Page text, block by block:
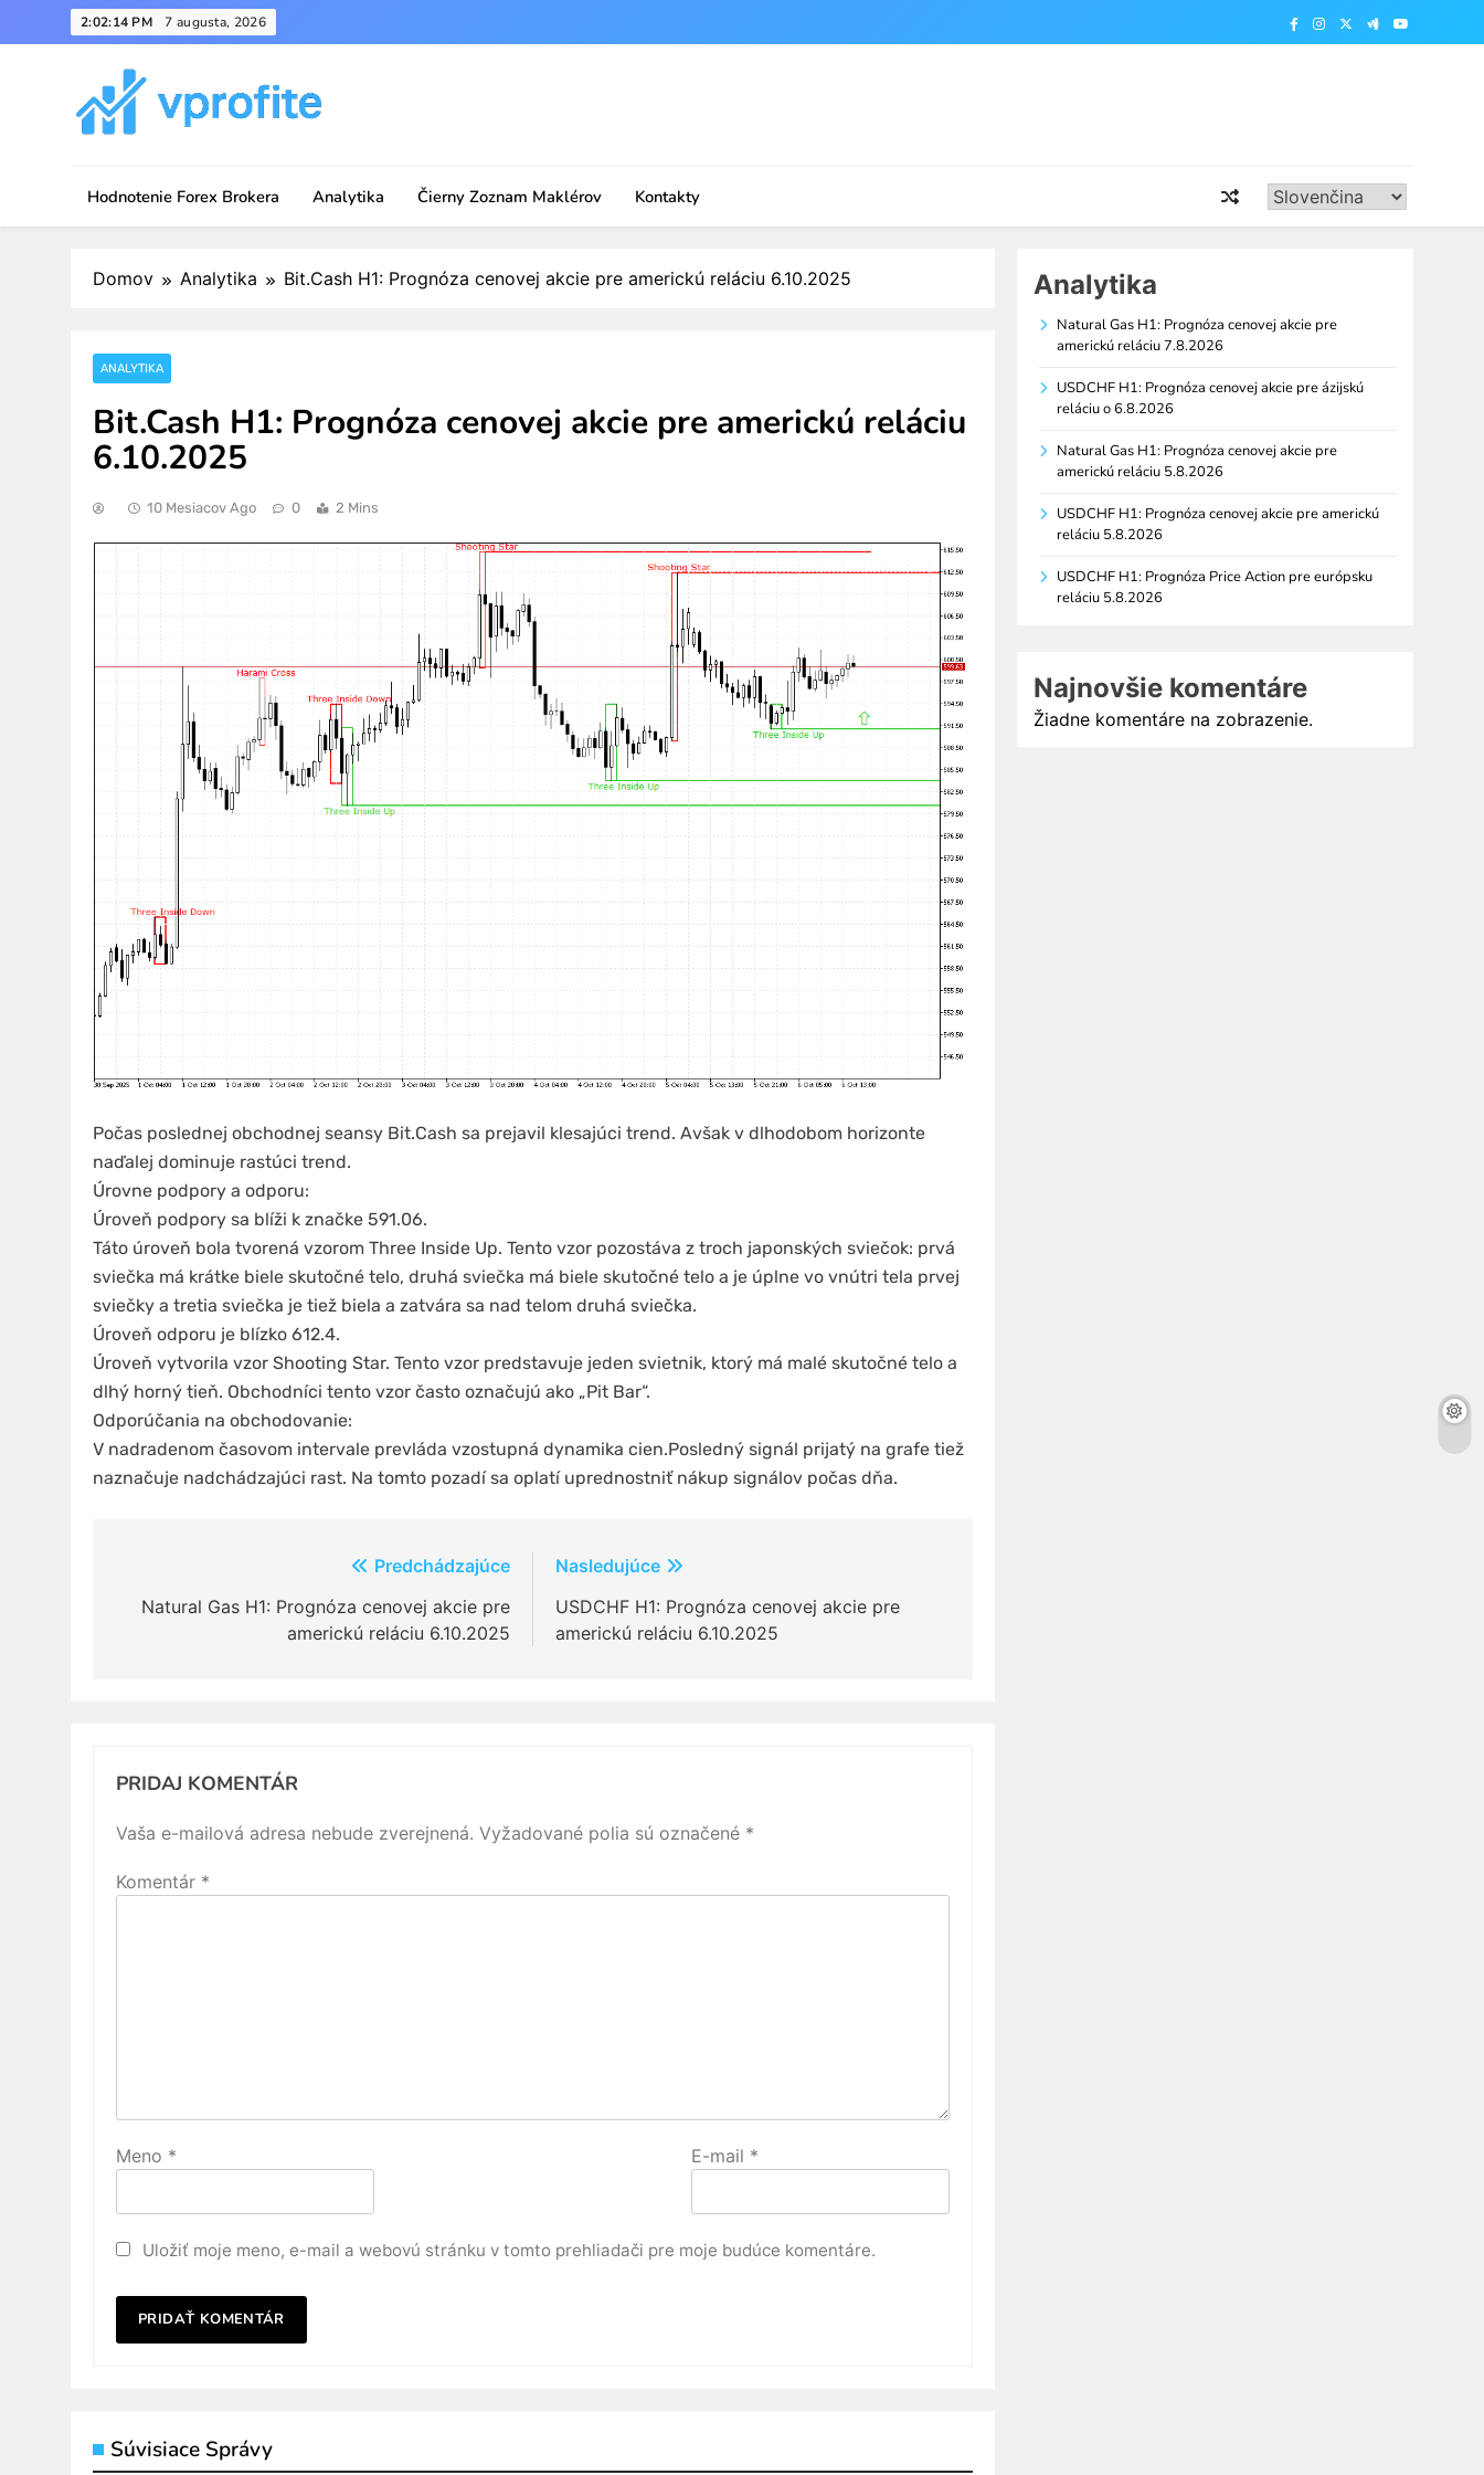
to
2:02:14 PM 7 augusta, 2026
Hodnotenie Forex Brokera Analytika Čierny Zoznam Maklérov Kontakty
Domov Analytika Bit.Cash H1: Prognóza cenovej akcie pre americkú reláciu 6.10.2025
ANALYTIKA
Bit.Cash H1: Prognóza cenovej akcie pre americkú reláciu
6.10.2025
10 Mesiacov Ago 0 2 Mins
Počas poslednej obchodnej seansy Bit.Cash sa prejavil klesajúci trend. Avšak v dlhodobom horizonte
naďalej dominuje rastúci trend.
Úrovne podpory a odporu:
Úroveň podpory sa blíži k značke 591.06.
Táto úroveň bola tvorená vzorom Three Inside Up. Tento vzor pozostáva z troch japonských sviečok: prvá
sviečka má krátke biele skutočné telo, druhá sviečka má biele skutočné telo a je úplne vo vnútri tela prvej
sviečky a tretia sviečka je tiež biela a zatvára sa nad telom druhá sviečka.
Úroveň odporu je blízko 612.4.
Úroveň vytvorila vzor Shooting Star. Tento vzor predstavuje jeden svietnik, ktorý má malé skutočné telo a
dlhý horný tieň. Obchodníci tento vzor často označujú ako „Pit Bar“.
Odporúčania na obchodovanie:
V nadradenom časovom intervale prevláda vzostupná dynamika cien.Posledný signál prijatý na grafe tiež
naznačuje nadchádzajúci rast. Na tomto pozadí sa oplatí uprednostniť nákup signálov počas dňa.
Predchádzajúce
Natural Gas H1: Prognóza cenovej akcie pre
americkú reláciu 6.10.2025
Nasledujúce
USDCHF H1: Prognóza cenovej akcie pre
americkú reláciu 6.10.2025
PRIDAJ KOMENTÁR
Vaša e-mailová adresa nebude zverejnená. Vyžadované polia sú označené *
Komentár *
Meno * E-mail *
Uložiť moje meno, e-mail a webovú stránku v tomto prehliadači pre moje budúce komentáre.
Súvisiace Správy
Analytika
Natural Gas H1: Prognóza cenovej akcie pre
americkú reláciu 7.8.2026
USDCHF H1: Prognóza cenovej akcie pre ázijskú
reláciu o 6.8.2026
Natural Gas H1: Prognóza cenovej akcie pre
americkú reláciu 5.8.2026
USDCHF H1: Prognóza cenovej akcie pre americkú
reláciu 5.8.2026
USDCHF H1: Prognóza Price Action pre európsku
reláciu 5.8.2026
Najnovšie komentáre
Žiadne komentáre na zobrazenie.